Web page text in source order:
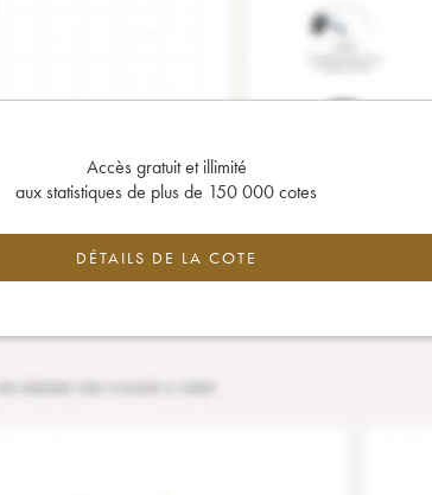
Accès gratuit et illimité
aux statistiques de plus de 150 000 cotes
DÉTAILS DE LA COTE